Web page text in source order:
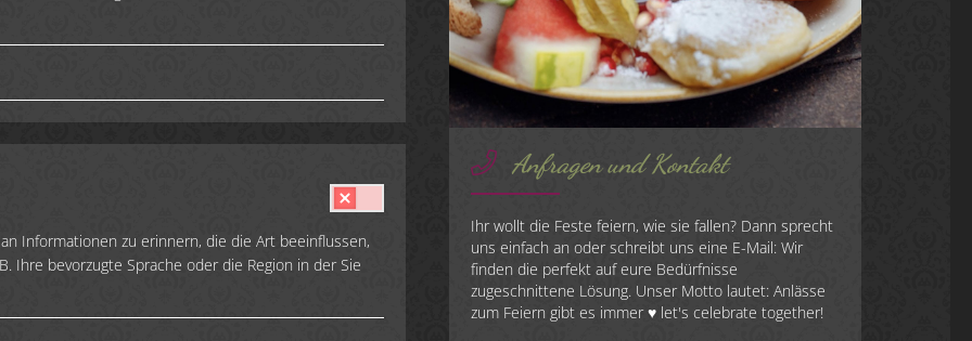
Informationen zu erinnern, die die Art beeinflussen,
Ihre bevorzugte Sprache oder die Region in der Sie
Anfragen und Kontakt
Ihr wollt die Feste feiern, wie sie fallen? Dann sprecht
uns einfach an oder schreibt uns eine E-Mail: Wir
finden die perfekt auf eure Bedürfnisse
zugeschnittene Lösung. Unser Motto lautet: Anlässe
zum Feiern gibt es immer ♥ let's celebrate together!